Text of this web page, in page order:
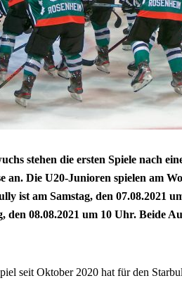
stehen die ersten Spiele nach
an. Die U20-Junioren spielen am
ist am Samstag, den 07.08.2021
den 08.08.2021 um 10 Uhr. Beide
seit Oktober 2020 hat für den